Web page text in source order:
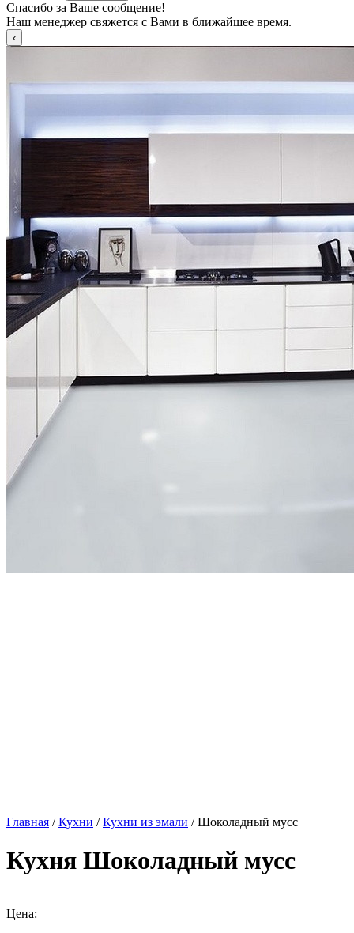
Спасибо за Ваше сообщение!
Наш менеджер свяжется с Вами в ближайшее время.
Главная /Кухни /Кухни из эмали / Шоколадный мусс
Кухня Шоколадный мусс
Цена: